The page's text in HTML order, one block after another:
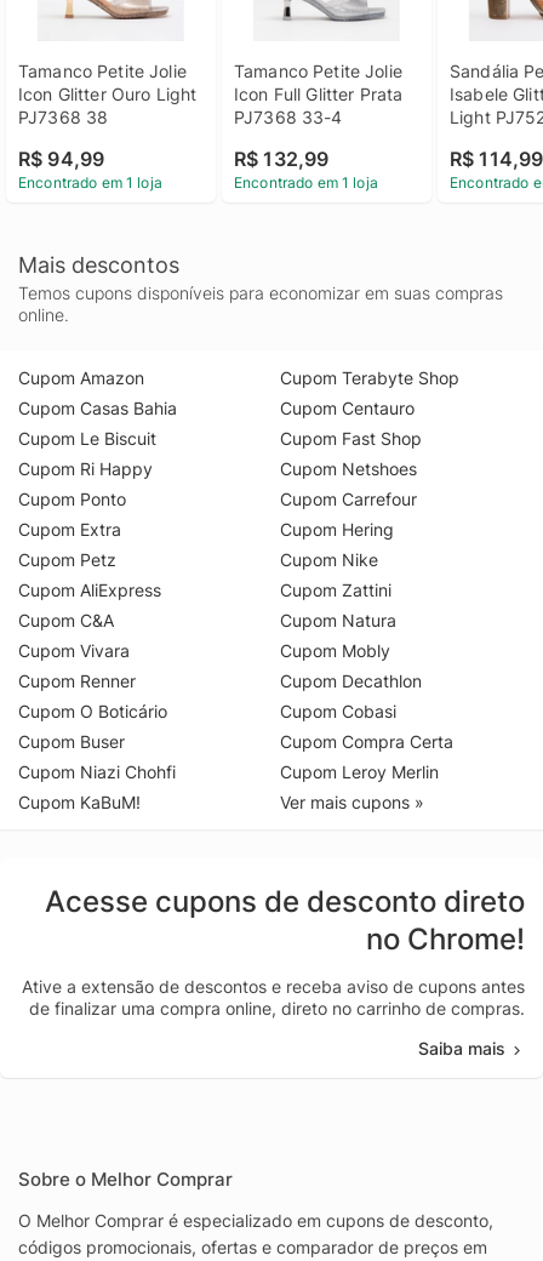
Tamanco Petite Jolie
Icon Glitter Ouro Light
PJ7368 38
R$ 94,99
Encontrado em 1 loja
Tamanco Petite Jolie
Icon Full Glitter Prata
PJ7368 33-4
R$ 132,99
Encontrado em 1 loja
Sandália
Isabele
Light
R$ 114,99
Encontrado
Mais descontos
Temos cupons disponíveis para economizar em suas compras
online.
Cupom Amazon
Cupom Casas Bahia
Cupom Le Biscuit
Cupom Ri Happy
Cupom Ponto
Cupom Extra
Cupom Petz
Cupom AliExpress
Cupom C&A
Cupom Vivara
Cupom Renner
Cupom O Boticário
Cupom Buser
Cupom Niazi Chohfi
Cupom KaBuM!
Cupom Terabyte Shop
Cupom Centauro
Cupom Fast Shop
Cupom Netshoes
Cupom Carrefour
Cupom Hering
Cupom Nike
Cupom Zattini
Cupom Natura
Cupom Mobly
Cupom Decathlon
Cupom Cobasi
Cupom Compra Certa
Cupom Leroy Merlin
Ver mais cupons »
Acesse cupons de desconto direto
no Chrome!
Ative a extensão de descontos e receba aviso de cupons antes
de finalizar uma compra online, direto no carrinho de compras.
Saiba mais
Sobre o Melhor Comprar
O Melhor Comprar é especializado em cupons de desconto,
códigos promocionais, ofertas e comparador de preços em